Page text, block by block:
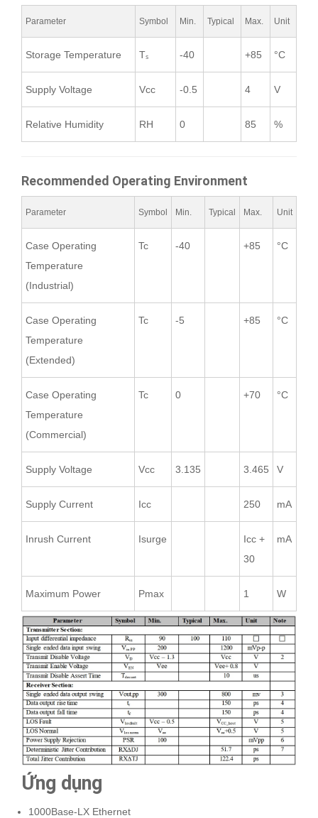
Parameter Symbol Min. Typical Max. Unit
Storage Temperature Tₛ -40 +85 °C
Supply Voltage Vcc -0.5 4 V
Relative Humidity RH 0 85 %
Recommended Operating Environment
Parameter Symbol Min. Typical Max. Unit
Case Operating
Temperature
(Industrial)
Tc -40 +85 °C
Case Operating
Temperature
(Extended)
Tc -5 +85 °C
Case Operating
Temperature
(Commercial)
Tc 0 +70 °C
Supply Voltage Vcc 3.135 3.465 V
Supply Current Icc 250 mA
Inrush Current Isurge
Icc +
30
mA
Maximum Power Pmax 1 W
Ứng dụng
1000Base-LX Ethernet